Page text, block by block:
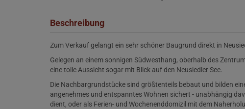
Beschreibung
Zum Verkauf gelangt ein sehr schöner Baugrund direkt in
Gelegen an einem sonnigen Südwesthang, oberhalb des
eine tolle Aussicht sogar mit Blick auf den Neusiedler See.
Die Nachbargrundstücke sind größtenteils bebaut und bilden
angenehmes und entspanntes Wohnen sichert - unabhängig
dient, oder als Ferien- und Wochenenddomizil mit dem